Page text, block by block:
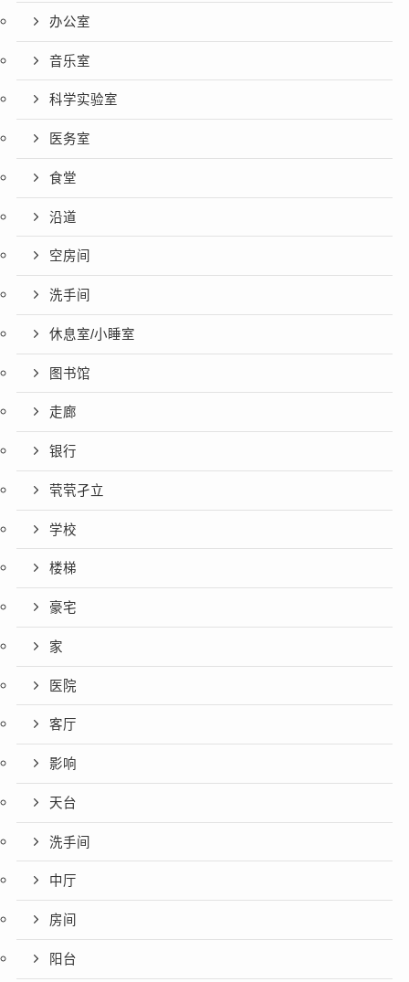
办公室
音乐室
科学实验室
医务室
食堂
沿道
空房间
洗手间
休息室/小睡室
图书馆
走廊
银行
茕茕孑立
学校
楼梯
豪宅
家
医院
客厅
影响
天台
洗手间
中厅
房间
阳台